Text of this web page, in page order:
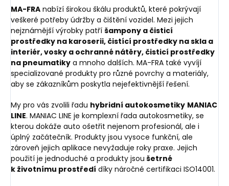
MA-FRA nabízí širokou škálu produktů, které pokrývají
veškeré potřeby údržby a čištění vozidel. Mezi jejich
nejznámější výrobky patří šampony a čisticí
prostředky na karoserii, čistící prostředky na skla a
interiér, vosky a ochranné nátěry, čisticí prostředky
na pneumatiky a mnoho dalších. MA-FRA také vyvíjí
specializované produkty pro různé povrchy a materiály,
aby se zákazníkům poskytla nejefektivnější řešení.
My pro vás zvolili řadu hybridní autokosmetiky MANIAC
LINE. MANIAC LINE je komplexní řada autokosmetiky, se
kterou dokáže auto ošetřit nejenom profesionál, ale i
úplný začátečník. Produkty jsou vysoce funkční, ale
zároveň jejich aplikace nevyžaduje roky praxe. Jejich
použití je jednoduché a produkty jsou šetrné
k životnímu prostředí díky náročné certifikaci ISO14001.